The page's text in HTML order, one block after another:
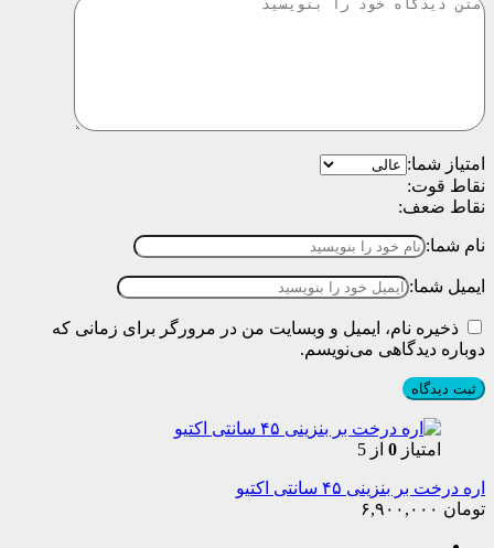
امتیاز شما:
نقاط قوت:
نقاط ضعف:
نام شما:
ایمیل شما:
ذخیره نام، ایمیل و وبسایت من در مرورگر برای زمانی که
دوباره دیدگاهی می‌نویسم.
امتیاز 0 از 5
اره درخت بر بنزینی ۴۵ سانتی اکتیو
تومان